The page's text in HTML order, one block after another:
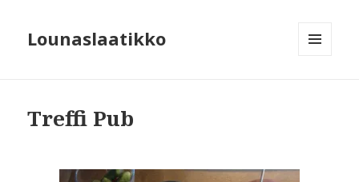
Lounaslaatikko
Treffi Pub